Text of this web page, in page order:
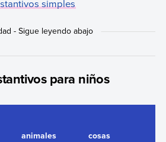
simples
para niños
animales
cosas